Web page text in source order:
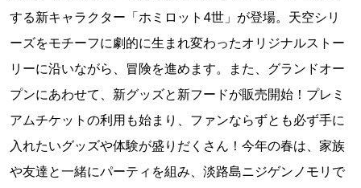
する新キャラクター「ホミロット4世」が登場。天空シリ
ーズをモチーフに劇的に生まれ変わったオリジナルストー
リーに沿いながら、冒険を進めます。また、グランドオー
プンにあわせて、新グッズと新フードが販売開始！プレミ
アムチケットの利用も始まり、ファンならずとも必ず手に
入れたいグッズや体験が盛りだくさん！今年の春は、家族
や友達と一緒にパーティを組み、淡路島ニジゲンノモリで